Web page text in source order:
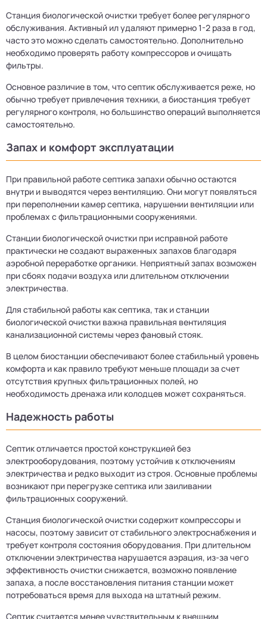
Станция биологической очистки требует более регулярного
обслуживания. Активный ил удаляют примерно 1-2 раза в год,
часто это можно сделать самостоятельно. Дополнительно
необходимо проверять работу компрессоров и очищать
фильтры.
Основное различие в том, что септик обслуживается реже, но
обычно требует привлечения техники, а биостанция требует
регулярного контроля, но большинство операций выполняется
самостоятельно.
Запах и комфорт эксплуатации
При правильной работе септика запахи обычно остаются
внутри и выводятся через вентиляцию. Они могут появляться
при переполнении камер септика, нарушении вентиляции или
проблемах с фильтрационными сооружениями.
Станции биологической очистки при исправной работе
практически не создают выраженных запахов благодаря
аэробной переработке органики. Неприятный запах возможен
при сбоях подачи воздуха или длительном отключении
электричества.
Для стабильной работы как септика, так и станции
биологической очистки важна правильная вентиляция
канализационной системы через фановый стояк.
В целом биостанции обеспечивают более стабильный уровень
комфорта и как правило требуют меньше площади за счет
отсутствия крупных фильтрационных полей, но
необходимость дренажа или колодцев может сохраняться.
Надежность работы
Септик отличается простой конструкцией без
электрооборудования, поэтому устойчив к отключениям
электричества и редко выходит из строя. Основные проблемы
возникают при перегрузке септика или заиливании
фильтрационных сооружений.
Станция биологической очистки содержит компрессоры и
насосы, поэтому зависит от стабильного электроснабжения и
требует контроля состояния оборудования. При длительном
отключении электричества нарушается аэрация, из-за чего
эффективность очистки снижается, возможно появление
запаха, а после восстановления питания станции может
потребоваться время для выхода на штатный режим.
Септик считается менее чувствительным к внешним